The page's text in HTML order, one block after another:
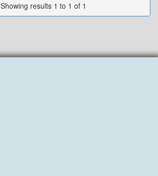
Showing results 1 to 1 of 1